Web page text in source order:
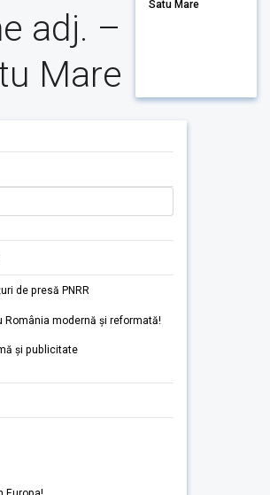
adj. –
Mare
Satu Mare
de presă PNRR
România modernă și reformată!
și publicitate